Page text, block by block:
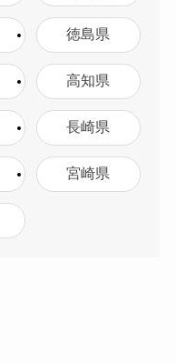
徳島県
高知県
長崎県
宮崎県